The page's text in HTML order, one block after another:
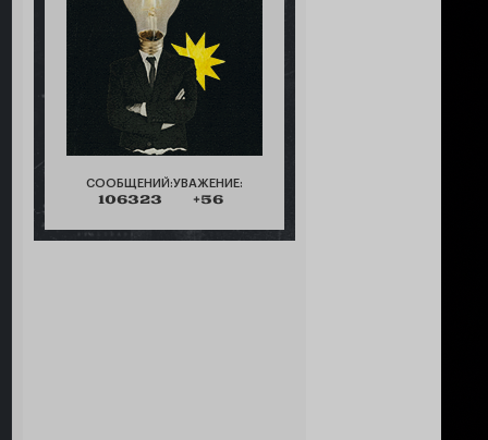
СООБЩЕНИЙ:
106323
УВАЖЕНИЕ:
+56